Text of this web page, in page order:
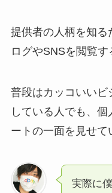
提供者の人柄を知る
ログやSNSを閲覧す
普段はカッコいい
している人でも、
ートの一面を見せて
実際に